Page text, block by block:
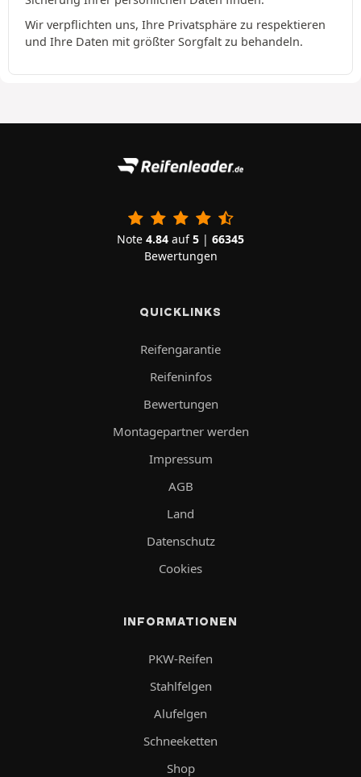
Wir verpflichten uns, Ihre Privatsphäre zu respektieren
und Ihre Daten mit größter Sorgfalt zu behandeln.
Note 4.84 auf5 | 66345
Bewertungen
QUICKLINKS
Reifengarantie
Reifeninfos
Bewertungen
Montagepartner werden
Impressum
AGB
Land
Datenschutz
Cookies
INFORMATIONEN
PKW-Reifen
Stahlfelgen
Alufelgen
Schneeketten
Shop